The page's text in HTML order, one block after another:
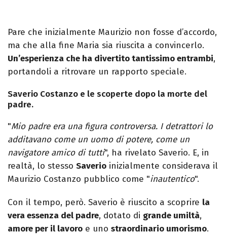
Pare che inizialmente Maurizio non fosse d’accordo,
ma che alla fine Maria sia riuscita a convincerlo.
Un’esperienza che ha divertito tantissimo entrambi,
portandoli a ritrovare un rapporto speciale.
Saverio Costanzo e le scoperte dopo la morte del
padre.
"Mio padre era una figura controversa. I detrattori lo
additavano come un uomo di potere, come un
navigatore amico di tutti", ha rivelato Saverio. E, in
realtà, lo stesso Saverio inizialmente considerava il
Maurizio Costanzo pubblico come "inautentico".
Con il tempo, però. Saverio è riuscito a scoprire la
vera essenza del padre, dotato di grande umiltà,
amore per il lavoro e uno straordinario umorismo.